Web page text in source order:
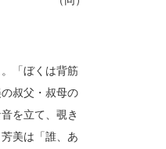
「ぼくは背筋
叔父・叔母の
を立て、覗き
美は「誰、あ